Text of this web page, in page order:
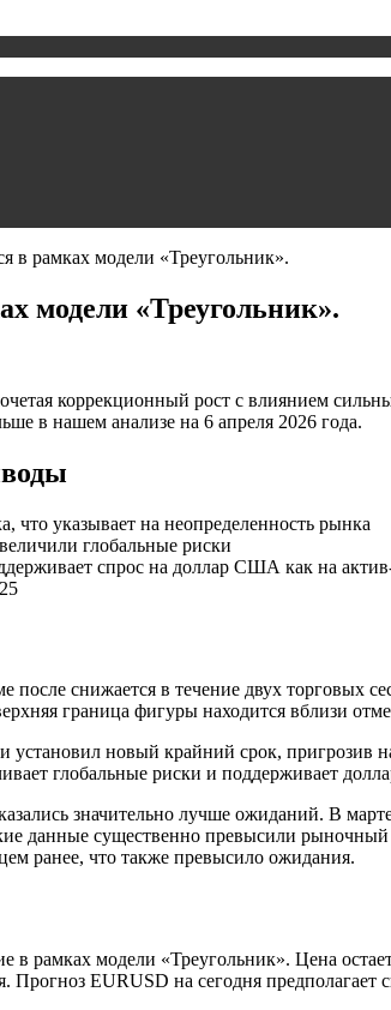
в рамках модели «Треугольник».
модели «Треугольник».
коррекционный рост с влиянием
в нашем анализе на 6 апреля 2026 года.
что указывает на неопределенность рынка
глобальные риски
спрос на доллар США как на
снижается в течение двух торговых
граница фигуры находится вблизи
новый крайний срок, пригрозив
глобальные риски и поддерживает
значительно лучше ожиданий. В
данные существенно превысили рыночный
ранее, что также превысило ожидания.
рамках модели «Треугольник». Цена
EURUSD на сегодня предполагает